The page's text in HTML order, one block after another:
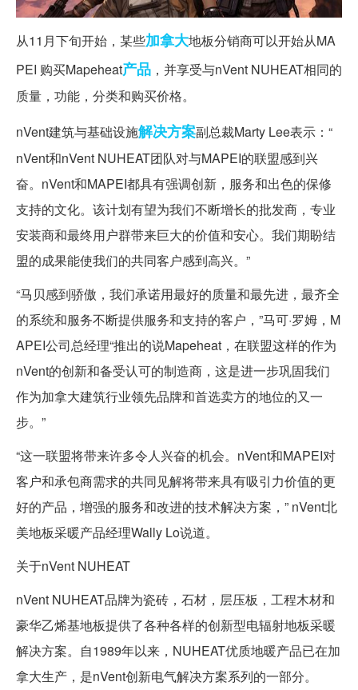
从11月下旬开始，某些加拿大地板分销商可以开始从MA
PEI 购买Mapeheat产品 ，并享受与nVent NUHEAT相同的
质量，功能，分类和购买价格。
nVent建筑与基础设施解决方案副总裁Marty Lee表示：“
nVent和nVent NUHEAT团队对与MAPEI的联盟感到兴
奋。nVent和MAPEI都具有强调创新，服务和出色的保修
支持的文化。该计划有望为我们不断增长的批发商，专业
安装商和最终用户群带来巨大的价值和安心。我们期盼结
盟的成果能使我们的共同客户感到高兴。”
“马贝感到骄傲，我们承诺用最好的质量和最先进，最齐全
的系统和服务不断提供服务和支持的客户，”马可·罗姆，M
APEI公司总经理“推出的说Mapeheat，在联盟这样的作为
nVent的创新和备受认可的制造商，这是进一步巩固我们
作为加拿大建筑行业领先品牌和首选卖方的地位的又一
步。”
“这一联盟将带来许多令人兴奋的机会。nVent和MAPEI对
客户和承包商需求的共同见解将带来具有吸引力价值的更
好的产品，增强的服务和改进的技术解决方案，” nVent北
美地板采暖产品经理Wally Lo说道。
关于nVent NUHEAT
nVent NUHEAT品牌为瓷砖，石材，层压板，工程木材和
豪华乙烯基地板提供了各种各样的创新型电辐射地板采暖
解决方案。自1989年以来，NUHEAT优质地暖产品已在加
拿大生产，是nVent创新电气解决方案系列的一部分。